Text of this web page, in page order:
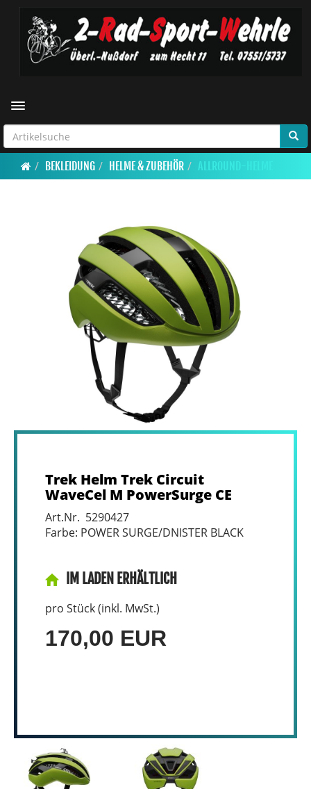
Toggle navigation
BEKLEIDUNG HELME & ZUBEHÖR ALLROUND-HELME
Trek Helm Trek Circuit
WaveCel M PowerSurge CE
Art.Nr. 5290427
Farbe: POWER SURGE/DNISTER BLACK
IM LADEN ERHÄLTLICH
pro Stück (inkl. MwSt.)
170,00 EUR